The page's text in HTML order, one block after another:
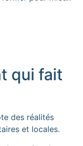
qui fait
des réalités
et locales.